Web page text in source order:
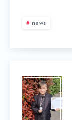
news